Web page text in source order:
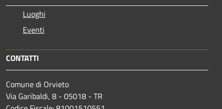
Luoghi
Eventi
CONTATTI
Comune di Orvieto
Via Garibaldi, 8 - 05018 - TR